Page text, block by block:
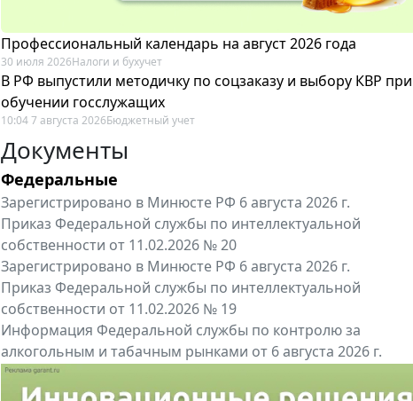
Профессиональный календарь на август 2026 года
30 июля 2026Налоги и бухучет
В РФ выпустили методичку по соцзаказу и выбору КВР при
обучении госслужащих
10:04 7 августа 2026Бюджетный учет
Документы
Федеральные
Зарегистрировано в Минюсте РФ 6 августа 2026 г.
Приказ Федеральной службы по интеллектуальной
собственности от 11.02.2026 № 20
Зарегистрировано в Минюсте РФ 6 августа 2026 г.
Приказ Федеральной службы по интеллектуальной
собственности от 11.02.2026 № 19
Информация Федеральной службы по контролю за
алкогольным и табачным рынками от 6 августа 2026 г.
"Вниманию производителей и импортёров алкогольной...
Все федеральные документы